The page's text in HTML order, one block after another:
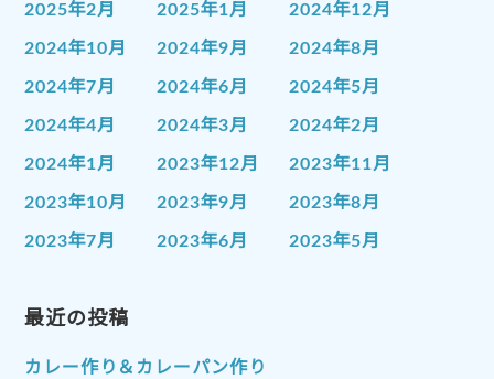
2025年2月 2025年1月 2024年12月
2024年10月 2024年9月 2024年8月
2024年7月 2024年6月 2024年5月
2024年4月 2024年3月 2024年2月
2024年1月 2023年12月 2023年11月
2023年10月 2023年9月 2023年8月
2023年7月 2023年6月 2023年5月
2023年1月
2022年10月 2022年9月
最近の投稿
カレー作り＆カレーパン作り